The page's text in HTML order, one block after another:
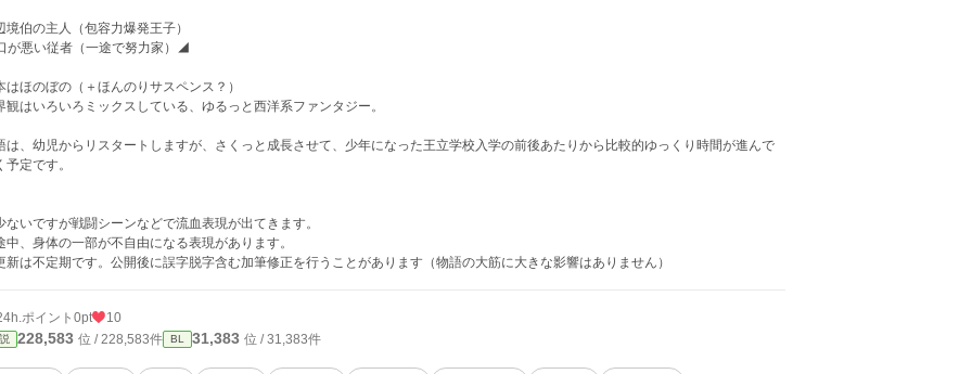
境伯の主人（包容力爆発王子）
が悪い従者（一途で努力家）◢
はほのぼの（＋ほんのりサスペンス？）
観はいろいろミックスしている、ゆるっと西洋系ファンタジー。
は、幼児からリスタートしますが、さくっと成長させて、少年になった王立学校入学の前後あたりから比較的ゆっくり時間が進んで
予定です。
いですが戦闘シーンなどで流血表現が出てきます。
、身体の一部が不自由になる表現があります。
は不定期です。公開後に誤字脱字含む加筆修正を行うことがあります（物語の大筋に大きな影響はありません）
ポイント 0pt 10
228,583 位 / 228,583件 BL 31,383 位 / 31,383件